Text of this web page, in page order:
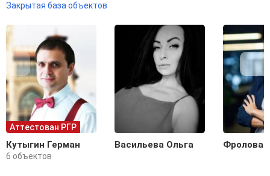
Закрытая база объектов
Аттестован РГР
Кутыгин Герман
6 объектов
Васильева Ольга Фролова